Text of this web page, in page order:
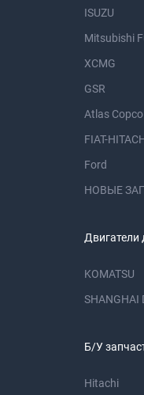
ISUZU
Mitsubishi
XCMG
GSR
Atlas Copco
FIAT-
Ford
НОВЫЕ
Двигатели
KOMATSU
SHANGHAI
Б/У
Hitachi